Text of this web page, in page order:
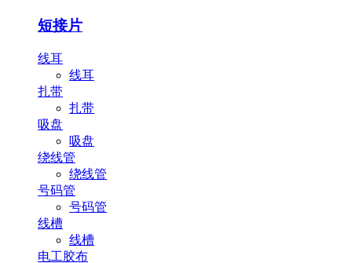
短接片
线耳
线耳
扎带
扎带
吸盘
吸盘
绕线管
绕线管
号码管
号码管
线槽
线槽
电工胶布